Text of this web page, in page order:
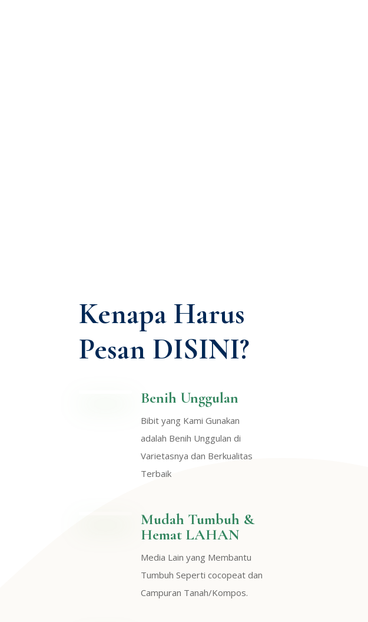
Kenapa Harus
Pesan DISINI?
Benih Unggulan
Bibit yang Kami Gunakan
adalah Benih Unggulan di
Varietasnya dan Berkualitas
Terbaik
Mudah Tumbuh &
Hemat LAHAN
Media Lain yang Membantu
Tumbuh Seperti cocopeat dan
Campuran Tanah/Kompos.